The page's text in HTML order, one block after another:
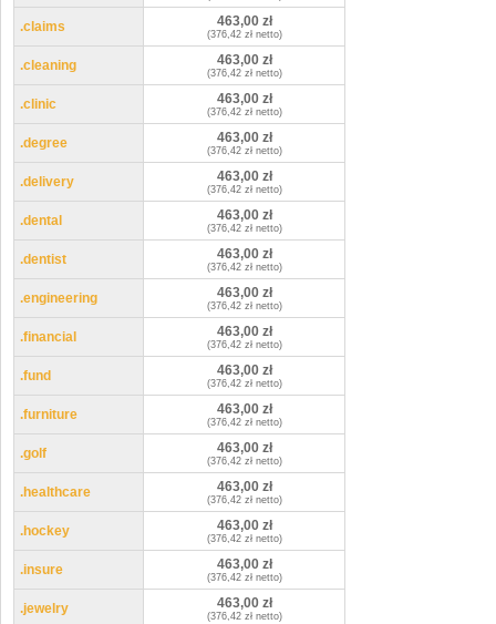
.claims 463,00 zł
(376,42 zł netto)
.cleaning 463,00 zł
(376,42 zł netto)
.clinic 463,00 zł
(376,42 zł netto)
.degree 463,00 zł
(376,42 zł netto)
.delivery 463,00 zł
(376,42 zł netto)
.dental 463,00 zł
(376,42 zł netto)
.dentist 463,00 zł
(376,42 zł netto)
.engineering 463,00 zł
(376,42 zł netto)
.financial 463,00 zł
(376,42 zł netto)
.fund 463,00 zł
(376,42 zł netto)
.furniture 463,00 zł
(376,42 zł netto)
.golf 463,00 zł
(376,42 zł netto)
.healthcare 463,00 zł
(376,42 zł netto)
.hockey 463,00 zł
(376,42 zł netto)
.insure 463,00 zł
(376,42 zł netto)
.jewelry 463,00 zł
(376,42 zł netto)